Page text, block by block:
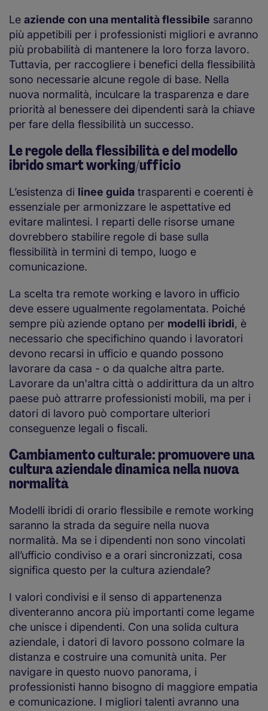
Le aziende con una mentalità flessibile saranno
più appetibili per i professionisti migliori e avranno
più probabilità di mantenere la loro forza lavoro.
Tuttavia, per raccogliere i benefici della flessibilità
sono necessarie alcune regole di base. Nella
nuova normalità, inculcare la trasparenza e dare
priorità al benessere dei dipendenti sarà la chiave
per fare della flessibilità un successo.
Le regole della flessibilità e del modello
ibrido smart working/ufficio
L’esistenza di linee guida trasparenti e coerenti è
essenziale per armonizzare le aspettative ed
evitare malintesi. I reparti delle risorse umane
dovrebbero stabilire regole di base sulla
flessibilità in termini di tempo, luogo e
comunicazione.
La scelta tra remote working e lavoro in ufficio
deve essere ugualmente regolamentata. Poiché
sempre più aziende optano per modelli ibridi, è
necessario che specifichino quando i lavoratori
devono recarsi in ufficio e quando possono
lavorare da casa - o da qualche altra parte.
Lavorare da un'altra città o addirittura da un altro
paese può attrarre professionisti mobili, ma per i
datori di lavoro può comportare ulteriori
conseguenze legali o fiscali.
Cambiamento culturale: promuovere una
cultura aziendale dinamica nella nuova
normalità
Modelli ibridi di orario flessibile e remote working
saranno la strada da seguire nella nuova
normalità. Ma se i dipendenti non sono vincolati
all’ufficio condiviso e a orari sincronizzati, cosa
significa questo per la cultura aziendale?
I valori condivisi e il senso di appartenenza
diventeranno ancora più importanti come legame
che unisce i dipendenti. Con una solida cultura
aziendale, i datori di lavoro possono colmare la
distanza e costruire una comunità unita. Per
navigare in questo nuovo panorama, i
professionisti hanno bisogno di maggiore empatia
e comunicazione. I migliori talenti avranno una